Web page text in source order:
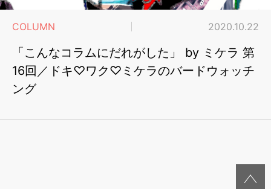
COLUMN 2020.10.22
「こんなコラムにだれがした」 by ミケラ 第
16回／ドキ♡ワク♡ミケラのバードウォッチ
ング